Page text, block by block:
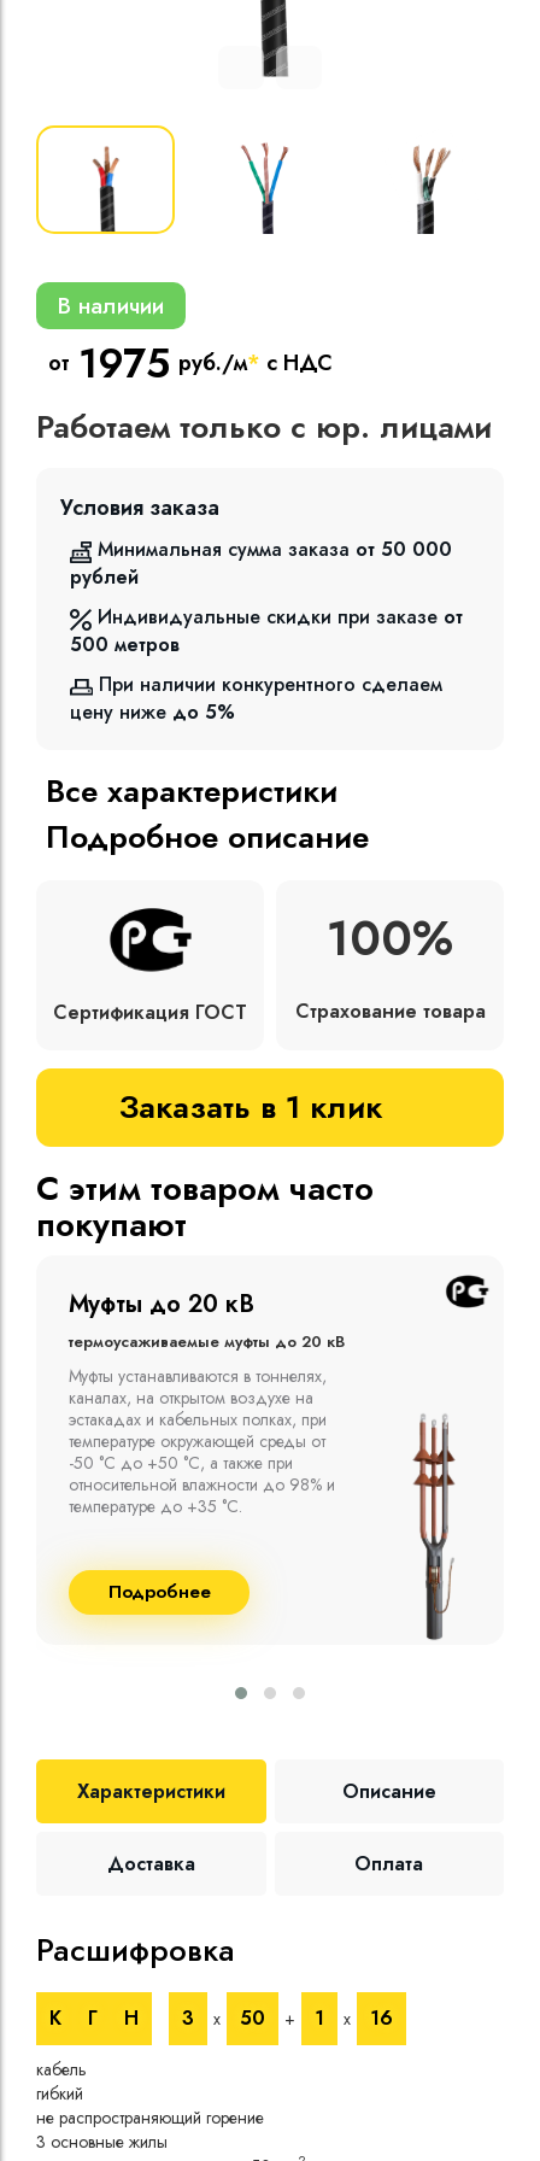
Кабели
изоляцией
В наличии
от 1975 руб./м* с НДС
Работаем только с юр. лицами
Условия заказа
Минимальная сумма заказа от 50 000
рублей
Индивидуальные скидки при заказе от
500 метров
При наличии конкурентного сделаем
цену ниже до 5%
Все характеристики
Подробное описание
Сертификация ГОСТ
100%
Страхование товара
Заказать в 1 клик
С этим товаром часто
покупают
Муфты до 10 кВ
Термоусаживаемые муфты до 10 кВ
Компания ООО "Москабельторг"
предлагает, как соединительные
термоусаживаемые муфты на кабель
напряжением до 10 кВ с изоляцией
из маслопропитанной бумаги и
сшитого полиэтилена собственного
производства
Подробнее
Характеристики Описание
Доставка Оплата
Расшифровка
К Г Н 3 х 50 + 1 х 16
кабель
гибкий
не распространяющий горение
3 основные жилы